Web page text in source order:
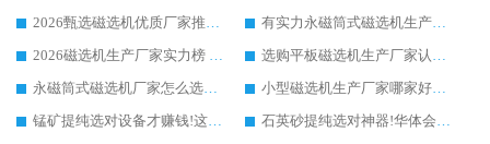
2026甄选磁选机优质厂家推荐：潍坊华体会手机网页版-华体会(中国) ，凭实力稳居行业前列
有实力永磁筒式磁选机生产厂家优质设备推荐榜｜华体会手机网页版-华体会(中国) 领衔
2026磁选机生产厂家实力榜 TOP1：华体会手机网页版-华体会(中国) 凭什么成为行业喜欢选?
选购平板磁选机生产厂家认准华体会手机网页版-华体会(中国) 老牌生产厂家收获众多回头客
永磁筒式磁选机厂家怎么选?14 年老厂华体会手机网页版-华体会(中国) 凭实力出圈，这 5 大优势太圈粉
小型磁选机生产厂家哪家好?2026 年实测推荐，华体会手机网页版-华体会(中国) 十年口碑厂值得闭眼入
锰矿提纯选对设备才赚钱!这家临朐厂家的强磁辊磁选机凭啥成行业标杆?
石英砂提纯选对神器!华体会手机网页版-华体会(中国) 强磁辊式磁选机价格优势全解析(2026 实测)